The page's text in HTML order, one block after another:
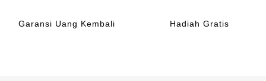
Garansi Uang Kembali Hadiah Gratis